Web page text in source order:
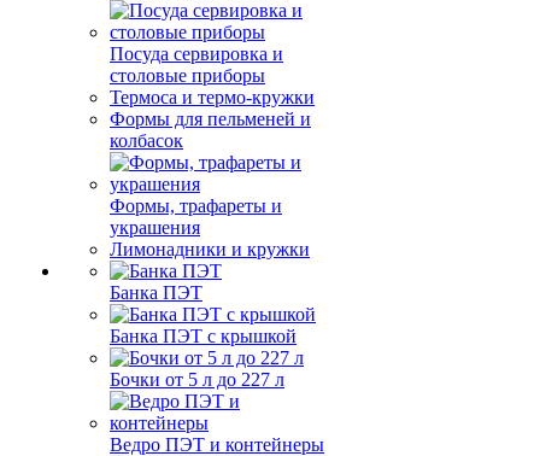
Посуда сервировка и
столовые приборы
Термоса и термо-кружки
Формы для пельменей и
колбасок
Формы, трафареты и
украшения
Лимонадники и кружки
Банка ПЭТ
Банка ПЭТ с крышкой
Бочки от 5 л до 227 л
Ведро ПЭТ и контейнеры